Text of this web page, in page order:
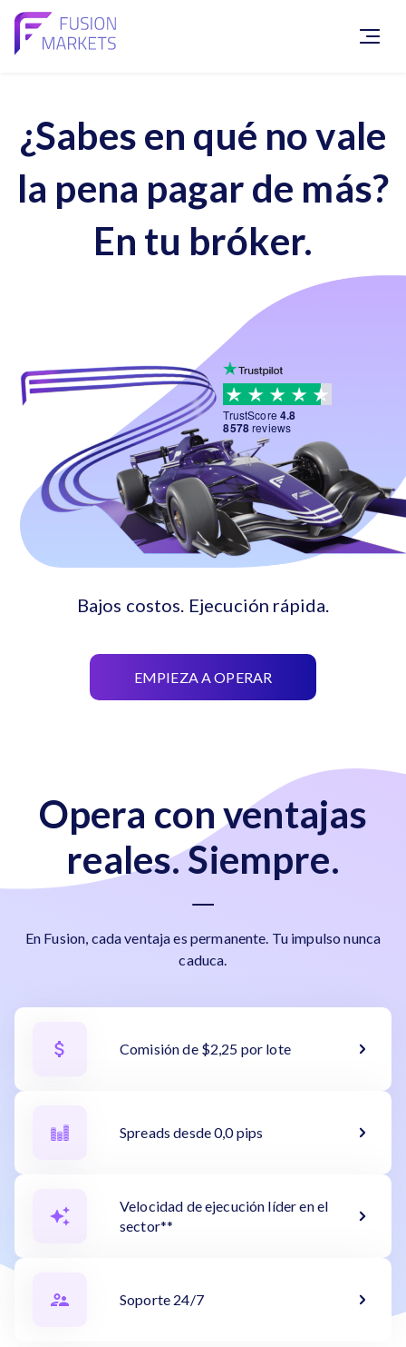
¿Sabes en qué no vale
la pena pagar de más?
En tu bróker.
Bajos costos. Ejecución rápida.
EMPIEZA A OPERAR
TrustScore 4.8
8578reviews
Opera con ventajas
reales. Siempre.
En Fusion, cada ventaja es permanente. Tu impulso nunca
caduca.
Comisión de $2,25 por lote
Spreads desde 0,0 pips
Velocidad de ejecución líder en el
sector**
Soporte 24/7